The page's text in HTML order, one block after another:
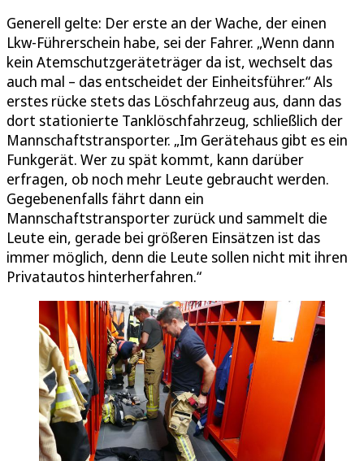
Generell gelte: Der erste an der Wache, der einen
Lkw-Führerschein habe, sei der Fahrer. „Wenn dann
kein Atemschutzgeräteträger da ist, wechselt das
auch mal – das entscheidet der Einheitsführer.“ Als
erstes rücke stets das Löschfahrzeug aus, dann das
dort stationierte Tanklöschfahrzeug, schließlich der
Mannschaftstransporter. „Im Gerätehaus gibt es ein
Funkgerät. Wer zu spät kommt, kann darüber
erfragen, ob noch mehr Leute gebraucht werden.
Gegebenenfalls fährt dann ein
Mannschaftstransporter zurück und sammelt die
Leute ein, gerade bei größeren Einsätzen ist das
immer möglich, denn die Leute sollen nicht mit ihren
Privatautos hinterherfahren.“